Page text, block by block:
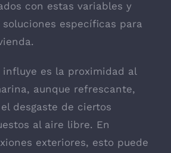
con estas variables y
específicas para
es la proximidad al
aunque refrescante,
desgaste de ciertos
al aire libre. En
exteriores, esto puede